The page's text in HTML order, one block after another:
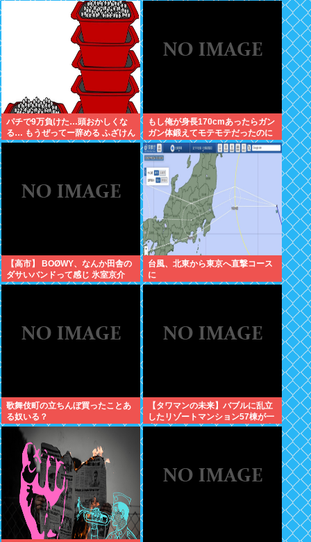
パチで9万負けた…頭おかしくな
る… もうぜってー辞める ふざけん
なマジで 俺の人生返してカレイド
もし俺が身長170cmあったらガン
ガン体鍛えてモテモテだったのに
な
【高市】 BOØWY、なんか田舎の
ダサいバンドって感じ 氷室京介
「お肉屋さんで生まれました」
台風、北東から東京へ直撃コース
に
歌舞伎町の立ちんぼ買ったことあ
る奴いる？
【タワマンの未来】バブルに乱立
したリゾートマンション57棟が一
斉に老朽化。外壁はボロボロ、地